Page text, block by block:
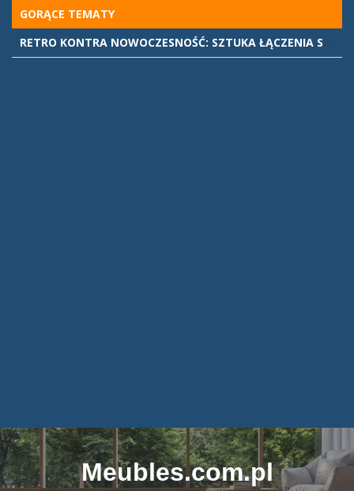
Skip
to
content
GORĄCE TEMATY
RETRO KONTRA NOWOCZESNOŚĆ: SZTUKA ŁĄCZENIA STYLÓW WE WNĘTRZACH
Meubles.com.pl